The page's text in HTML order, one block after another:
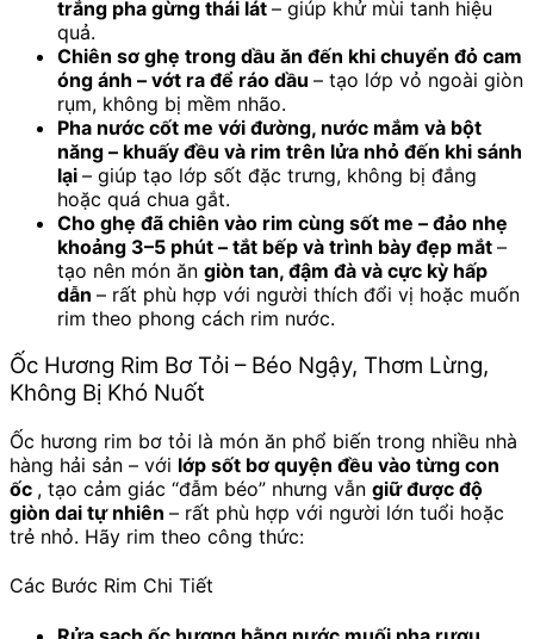
trắng pha gừng thái lát – giúp khử mùi tanh hiệu
quả.
Chiên sơ ghẹ trong dầu ăn đến khi chuyển đỏ cam
óng ánh – vớt ra để ráo dầu – tạo lớp vỏ ngoài giòn
rụm, không bị mềm nhão.
Pha nước cốt me với đường, nước mắm và bột
năng – khuấy đều và rim trên lửa nhỏ đến khi sánh
lại – giúp tạo lớp sốt đặc trưng, không bị đắng
hoặc quá chua gắt.
Cho ghẹ đã chiên vào rim cùng sốt me – đảo nhẹ
khoảng 3–5 phút – tắt bếp và trình bày đẹp mắt –
tạo nên món ăn giòn tan, đậm đà và cực kỳ hấp
dẫn – rất phù hợp với người thích đổi vị hoặc muốn
rim theo phong cách rim nước.
Ốc Hương Rim Bơ Tỏi – Béo Ngậy, Thơm Lừng,
Không Bị Khó Nuốt
Ốc hương rim bơ tỏi là món ăn phổ biến trong nhiều nhà
hàng hải sản – với lớp sốt bơ quyện đều vào từng con
ốc , tạo cảm giác “đẫm béo” nhưng vẫn giữ được độ
giòn dai tự nhiên – rất phù hợp với người lớn tuổi hoặc
trẻ nhỏ. Hãy rim theo công thức:
Các Bước Rim Chi Tiết